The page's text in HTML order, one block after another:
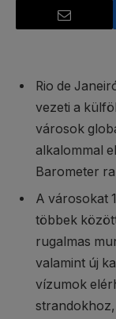
Rio de
vezeti a
városok
alkalommal
Barometer
A városokat
többek
rugalmas
valamint új
vízumok